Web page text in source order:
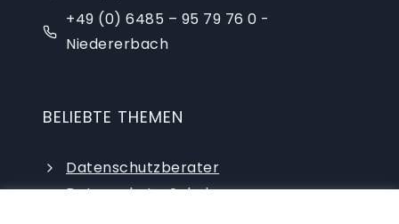
+49 (0) 6485 – 95 79 76 0 -
Niedererbach
BELIEBTE THEMEN
Datenschutzberater
Datenschutz-Schulungen